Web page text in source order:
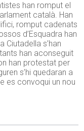
han romput el
català. Han
romput cadenats
d’Esquadra han
Ciutadella s’han
han aconseguit
han protestat per
s’hi quedaran a
es convoqui un nou